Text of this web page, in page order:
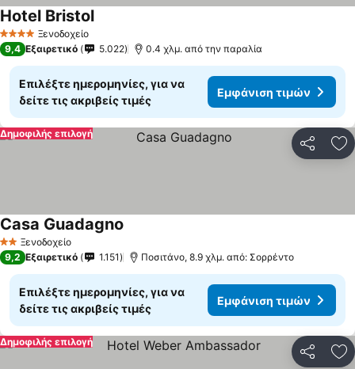
4 ΑστέριαΞενοδοχείο
Hotel BristolΕμφάνιση τιμών
9,4 Εξαιρετικό 5.022 0.4 χλμ. από την παραλία
Επιλέξτε ημερομηνίες, για να
δείτε τις ακριβείς τιμές
Εμφάνιση τιμών
Δημοφιλής επιλογή
2 ΑστέριαΞενοδοχείο
Casa Guadagno
9,2 Εξαιρετικό 1.151 Ποσιτάνο, 8.9 χλμ. από: Σορρέντο
Επιλέξτε ημερομηνίες, για να
δείτε τις ακριβείς τιμές
Εμφάνιση τιμών
Δημοφιλής επιλογή